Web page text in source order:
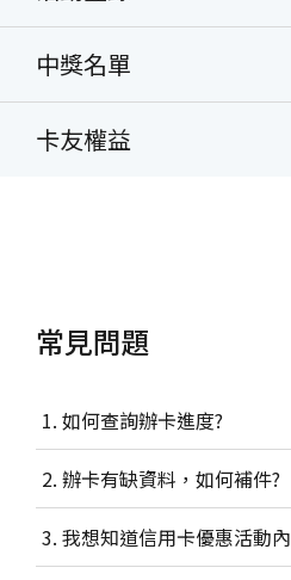
中獎名單
卡友權益
常見問題
如何查詢辦卡進度?
辦卡有缺資料，如何補件?
我想知道信用卡優惠活動